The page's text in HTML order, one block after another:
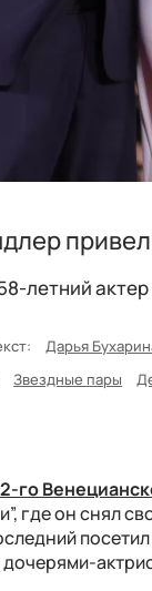
летний
Дарья
Звездные пары
го
где он снял